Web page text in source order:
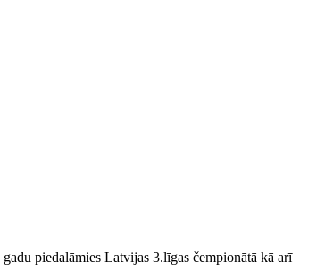
piedalāmies Latvijas 3.līgas čempionātā kā arī